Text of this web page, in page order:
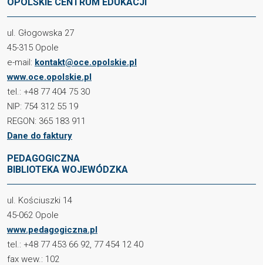
ul. Głogowska 27
45-315 Opole
e-mail: kontakt@oce.opolskie.pl
www.oce.opolskie.pl
tel.: +48 77 404 75 30
NIP: 754 312 55 19
REGON: 365 183 911
Dane do faktury
PEDAGOGICZNA
BIBLIOTEKA WOJEWÓDZKA
ul. Kościuszki 14
45-062 Opole
www.pedagogiczna.pl
tel.: +48 77 453 66 92, 77 454 12 40
fax wew.: 102